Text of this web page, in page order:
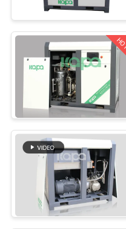
PRIVACY
POLICYScrew
Sekrup
Minyak